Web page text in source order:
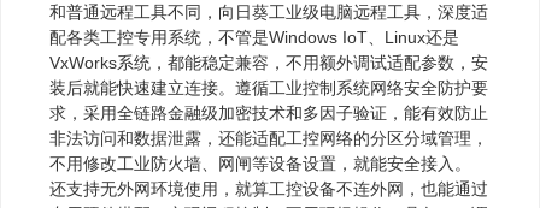
和普通远程工具不同，向日葵工业级电脑远程工具，深度适
配各类工控专用系统，不管是Windows IoT、Linux还是
VxWorks系统，都能稳定兼容，不用额外调试适配参数，安
装后就能快速建立连接。遵循工业控制系统网络安全防护要
求，采用全链路金融级加密技术和多因子验证，能有效防止
非法访问和数据泄露，还能适配工控网络的分区分域管理，
不用修改工业防火墙、网闸等设备设置，就能安全接入。
还支持无外网环境使用，就算工控设备不连外网，也能通过